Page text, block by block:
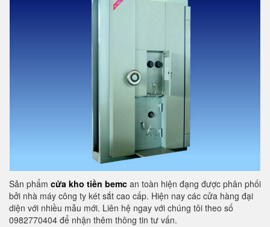
Sản phẩm cửa kho tiền bemc an toàn hiện đạng được phân phối
bởi nhà máy công ty két sắt cao cấp. Hiện nay các cửa hàng đại
diện với nhiều mẫu mới. Liên hệ ngay với chúng tôi theo số
0982770404 để nhận thêm thông tin tư vấn.